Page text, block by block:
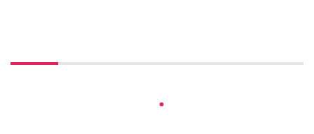
Вы недавно смотрели